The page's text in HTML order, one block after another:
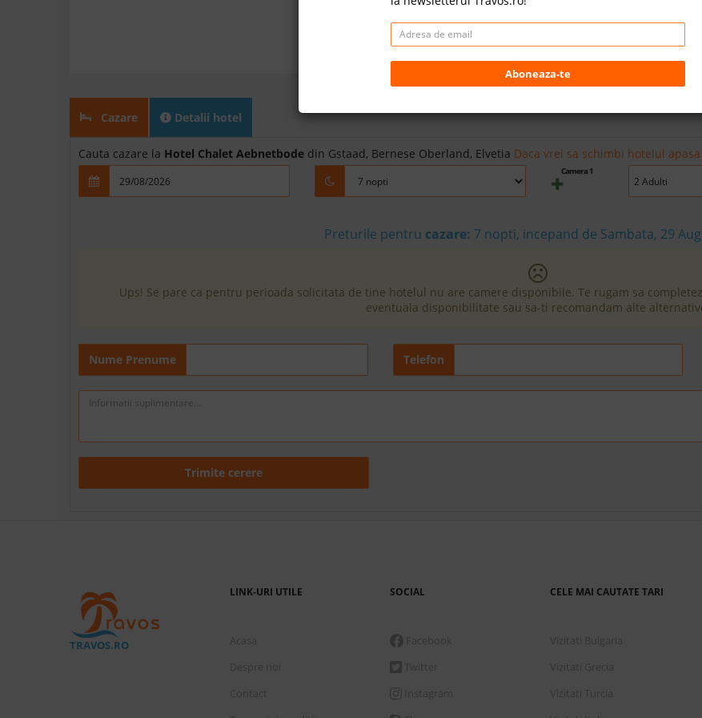
Cazare Detalii hotel
Cauta cazare la Hotel Chalet Aebnetbode din Gstaad, Bernese Oberland, Elvetia Daca vrei sa schimbi hotelul
Camera 1
Preturile pentru cazare: 7 nopti, incepand de Sambata, 29
Ups! Se pare ca pentru perioada solicitata de tine hotelul nu are camere disponibile. Te rugam sa
eventuala disponibilitate sau sa-ti recomandam alte
Nume Prenume Telefon
Trimite cerere
Aboneaza-te
TRAVOS.RO
LINK-URI UTILE SOCIAL CELE MAI CAUTATE TARI